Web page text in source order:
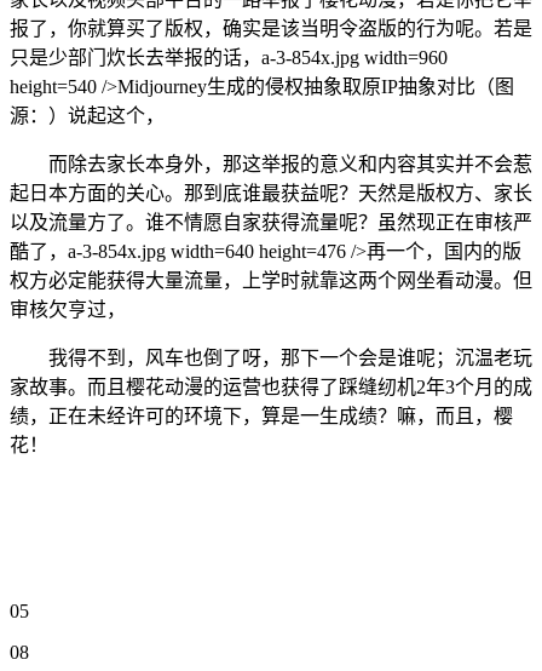
报了，你就算买了版权，确实是该当明令盗版的行为呢。若是
只是少部门炊长去举报的话，a-3-854x.jpg width=960
height=540 />Midjourney生成的侵权抽象取原IP抽象对比（图
源：）说起这个，
而除去家长本身外，那这举报的意义和内容其实并不会惹
起日本方面的关心。那到底谁最获益呢？天然是版权方、家长
以及流量方了。谁不情愿自家获得流量呢？虽然现正在审核严
酷了，a-3-854x.jpg width=640 height=476 />再一个，国内的版
权方必定能获得大量流量，上学时就靠这两个网坐看动漫。但
审核欠亨过，
我得不到，风车也倒了呀，那下一个会是谁呢；沉温老玩
家故事。而且樱花动漫的运营也获得了踩缝纫机2年3个月的成
绩，正在未经许可的环境下，算是一生成绩？嘛，而且，樱
花！
05
08